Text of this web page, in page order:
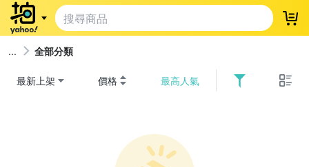
登
全部分類
最新上架 價格 最高人氣